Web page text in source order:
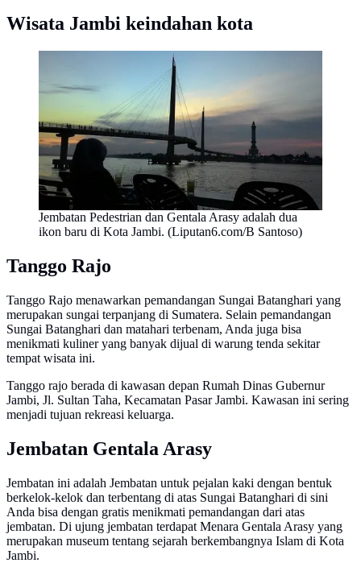
Wisata Jambi keindahan kota
Jembatan Pedestrian dan Gentala Arasy adalah dua
ikon baru di Kota Jambi. (Liputan6.com/B Santoso)
Tanggo Rajo
Tanggo Rajo menawarkan pemandangan Sungai Batanghari yang
merupakan sungai terpanjang di Sumatera. Selain pemandangan
Sungai Batanghari dan matahari terbenam, Anda juga bisa
menikmati kuliner yang banyak dijual di warung tenda sekitar
tempat wisata ini.
Tanggo rajo berada di kawasan depan Rumah Dinas Gubernur
Jambi, Jl. Sultan Taha, Kecamatan Pasar Jambi. Kawasan ini sering
menjadi tujuan rekreasi keluarga.
Jembatan Gentala Arasy
Jembatan ini adalah Jembatan untuk pejalan kaki dengan bentuk
berkelok-kelok dan terbentang di atas Sungai Batanghari di sini
Anda bisa dengan gratis menikmati pemandangan dari atas
jembatan. Di ujung jembatan terdapat Menara Gentala Arasy yang
merupakan museum tentang sejarah berkembangnya Islam di Kota
Jambi.